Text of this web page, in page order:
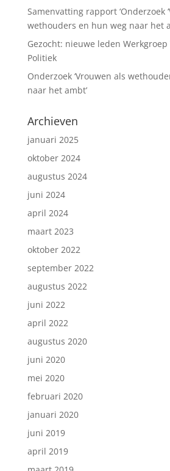
Samenvatting rapport ‘Onderzoek
wethouders en hun weg naar het
Gezocht: nieuwe leden Werkgroep
Politiek
Onderzoek ‘Vrouwen als
naar het ambt’
Archieven
januari 2025
oktober 2024
augustus 2024
juni 2024
april 2024
maart 2023
oktober 2022
september 2022
augustus 2022
juni 2022
april 2022
augustus 2020
juni 2020
mei 2020
februari 2020
januari 2020
juni 2019
april 2019